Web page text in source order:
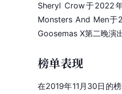
Sheryl Crow于2022
Monsters And Men于
Goosemas X第二晚演
榜单表现
在2019年11月30日的